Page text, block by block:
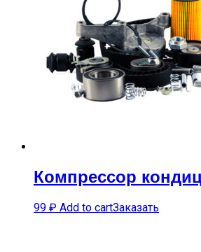
Компрессор
99 ₽ Add to cartЗаказать